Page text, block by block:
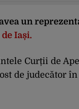
un
Iași.
Curții de
de judecător